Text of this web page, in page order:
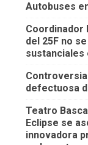
Autobuses
Coordinador
del 25F no
sustanciales
defectuosa
Teatro
Eclipse se
innovadora